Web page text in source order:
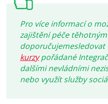
Pro více informací o
zajištění péče
doporučujemesledovat
kurzypořádané
dalšími nevládními
nebo využít služby